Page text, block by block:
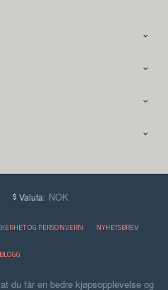
Valuta: NOK
OG PERSONVERN NYHETSBREV
BLOGG
du får en bedre kjøpsopplevelse og